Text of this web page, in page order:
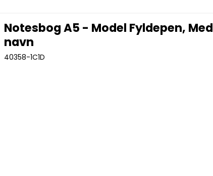
Notesbog A5 - Model Fyldepen, Med
navn
40358-1C1D